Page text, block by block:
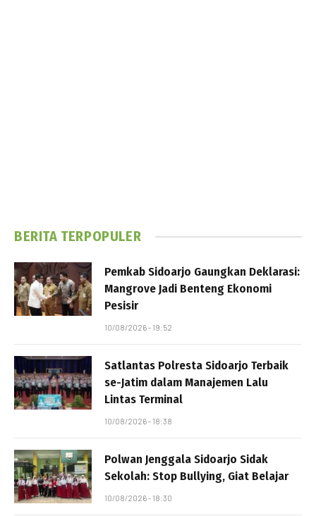
BERITA TERPOPULER
Pemkab Sidoarjo Gaungkan Deklarasi:
Mangrove Jadi Benteng Ekonomi
Pesisir
10/08/2026 - 19:52
Satlantas Polresta Sidoarjo Terbaik
se-Jatim dalam Manajemen Lalu
Lintas Terminal
10/08/2026 - 18:38
Polwan Jenggala Sidoarjo Sidak
Sekolah: Stop Bullying, Giat Belajar
10/08/2026 - 18:30